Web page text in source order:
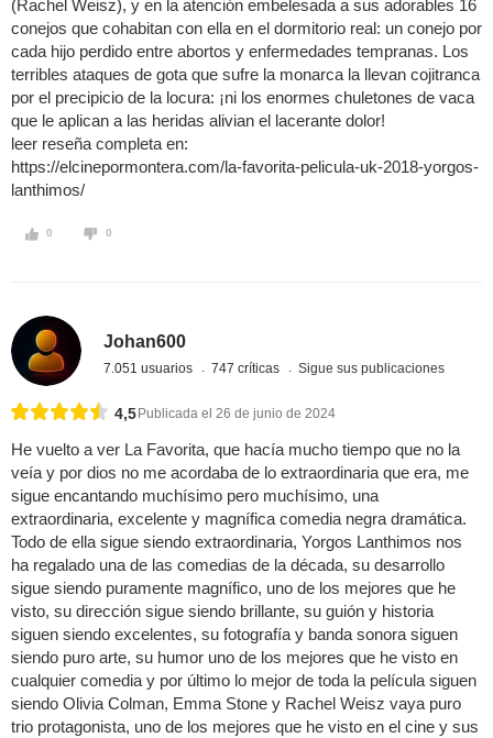
(Rachel Weisz), y en la atención embelesada a sus adorables 16
conejos que cohabitan con ella en el dormitorio real: un conejo por
cada hijo perdido entre abortos y enfermedades tempranas. Los
terribles ataques de gota que sufre la monarca la llevan cojitranca
por el precipicio de la locura: ¡ni los enormes chuletones de vaca
que le aplican a las heridas alivian el lacerante dolor!
leer reseña completa en:
https://elcinepormontera.com/la-favorita-pelicula-uk-2018-yorgos-
lanthimos/
0 0
Johan600
7.051 usuarios 747 críticas Sigue sus publicaciones
4,5 Publicada el 26 de junio de 2024
He vuelto a ver La Favorita, que hacía mucho tiempo que no la
veía y por dios no me acordaba de lo extraordinaria que era, me
sigue encantando muchísimo pero muchísimo, una
extraordinaria, excelente y magnífica comedia negra dramática.
Todo de ella sigue siendo extraordinaria, Yorgos Lanthimos nos
ha regalado una de las comedias de la década, su desarrollo
sigue siendo puramente magnífico, uno de los mejores que he
visto, su dirección sigue siendo brillante, su guión y historia
siguen siendo excelentes, su fotografía y banda sonora siguen
siendo puro arte, su humor uno de los mejores que he visto en
cualquier comedia y por último lo mejor de toda la película siguen
siendo Olivia Colman, Emma Stone y Rachel Weisz vaya puro
trio protagonista, uno de los mejores que he visto en el cine y sus